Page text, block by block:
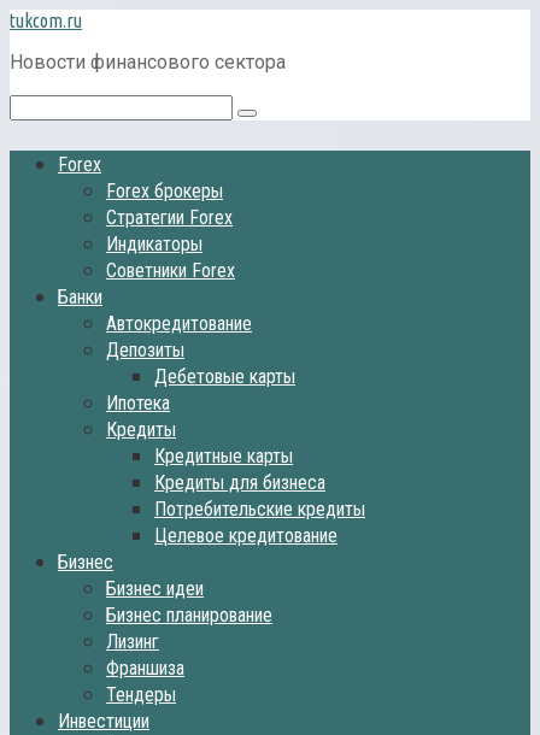
Перейти
к
контенту
tukcom.ru
Новости финансового сектора
Поиск:
Forex
Forex брокеры
Стратегии Forex
Индикаторы
Советники Forex
Банки
Автокредитование
Депозиты
Дебетовые карты
Ипотека
Кредиты
Кредитные карты
Кредиты для бизнеса
Потребительские кредиты
Целевое кредитование
Бизнес
Бизнес идеи
Бизнес планирование
Лизинг
Франшиза
Тендеры
Инвестиции